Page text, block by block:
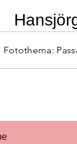
Fotothema: